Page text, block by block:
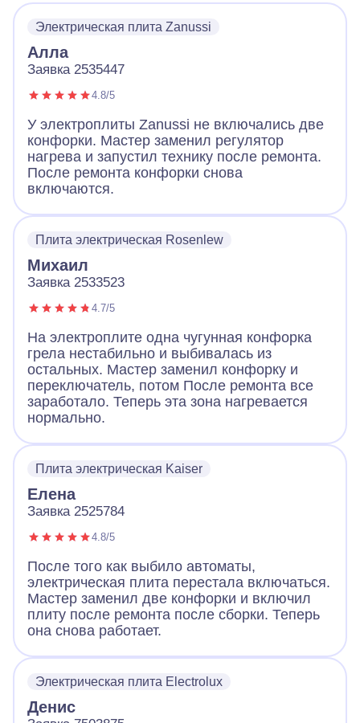
Электрическая плита Zanussi
Алла
Заявка 2535447
4.8/5
У электроплиты Zanussi не включались две
конфорки. Мастер заменил регулятор
нагрева и запустил технику после ремонта.
После ремонта конфорки снова
включаются.
Плита электрическая Rosenlew
Михаил
Заявка 2533523
4.7/5
На электроплите одна чугунная конфорка
грела нестабильно и выбивалась из
остальных. Мастер заменил конфорку и
переключатель, потом После ремонта все
заработало. Теперь эта зона нагревается
нормально.
Плита электрическая Kaiser
Елена
Заявка 2525784
4.8/5
После того как выбило автоматы,
электрическая плита перестала включаться.
Мастер заменил две конфорки и включил
плиту после ремонта после сборки. Теперь
она снова работает.
Электрическая плита Electrolux
Денис